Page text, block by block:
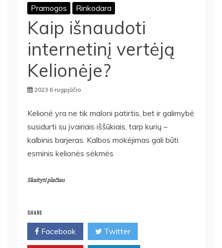
Pramogos Rinkodara
Kaip išnaudoti
internetinį vertėją
Kelionėje?
2023 6 rugpjūčio
Kelionė yra ne tik maloni patirtis, bet ir galimybė
susidurti su įvairiais iššūkiais, tarp kurių –
kalbinis barjeras. Kalbos mokėjimas gali būti
esminis kelionės sėkmės
Skaityti plačiau
SHARE
Facebook Twitter